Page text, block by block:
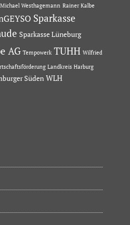
Michael Westhagemann Rainer Kalbe
Sparkasse
Sparkasse Lüneburg
AG Tempowerk TUHH Wilfried
Landkreis Harburg
Süden WLH